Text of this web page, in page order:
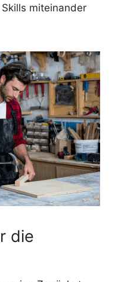
miteinander
die